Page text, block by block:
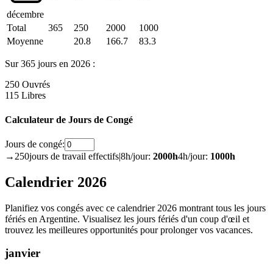
décembre
Total 365 250 2000
1000
Moyenne
20.8 166.7 83.3
Sur 365 jours en 2026 :
250 Ouvrés
115 Libres
Calculateur de Jours de Congé
Jours de congé:
→ 250jours de travail effectifs|8h/jour: 2000h4h/jour: 1000h
Calendrier 2026
Planifiez vos congés avec ce calendrier 2026 montrant tous les jours
fériés en Argentine. Visualisez les jours fériés d'un coup d'œil et
trouvez les meilleures opportunités pour prolonger vos vacances.
janvier